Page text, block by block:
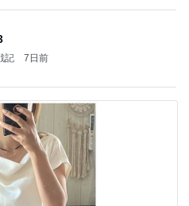
記 7日前